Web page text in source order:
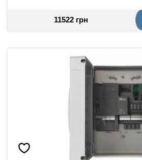
11522 грн